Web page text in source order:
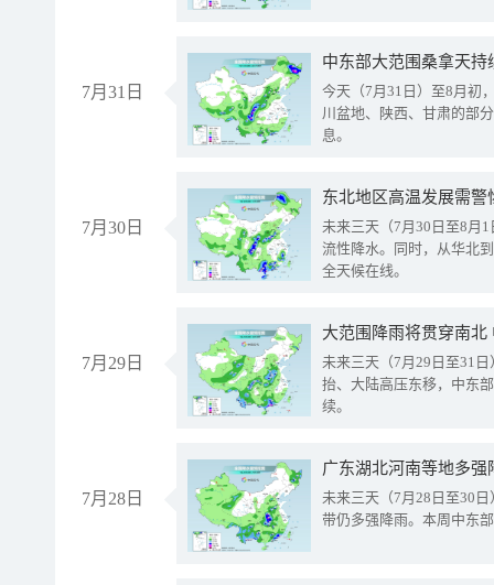
7月31日
中东部大范围桑拿天
今天（7月31日）至8月初
川盆地、陕西、甘肃的部
息。
7月30日
东北地区高温发展需
未来三天（7月30日至8月
流性降水。同时，从华北
全天候在线。
7月29日
大范围降雨将贯穿南
未来三天（7月29日至31
抬、大陆高压东移，中东
续。
7月28日
广东湖北河南等地多
未来三天（7月28日至30
带仍多强降雨。本周中东